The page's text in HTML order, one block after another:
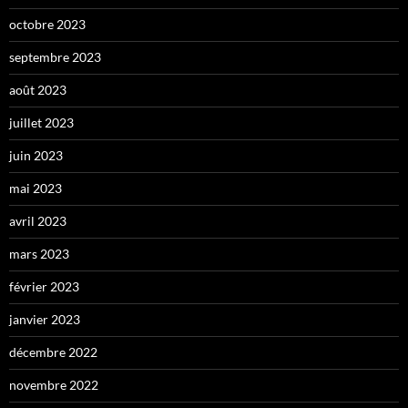
octobre 2023
septembre 2023
août 2023
juillet 2023
juin 2023
mai 2023
avril 2023
mars 2023
février 2023
janvier 2023
décembre 2022
novembre 2022